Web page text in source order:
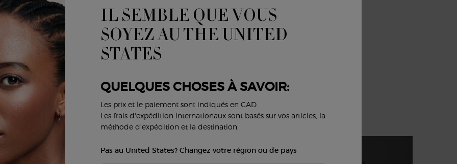
ACQUA DI GIÒ
IL SEMBLE QUE VOUS
SOYEZ AU THE UNITED
STATES
QUELQUES CHOSES À SAVOIR:
Les prix et le paiement sont indiqués en CAD.
Les frais d'expédition internationaux sont basés sur vos articles, la
méthode d'expédition et la destination.
Pas au United States? Changez votre région ou de pays